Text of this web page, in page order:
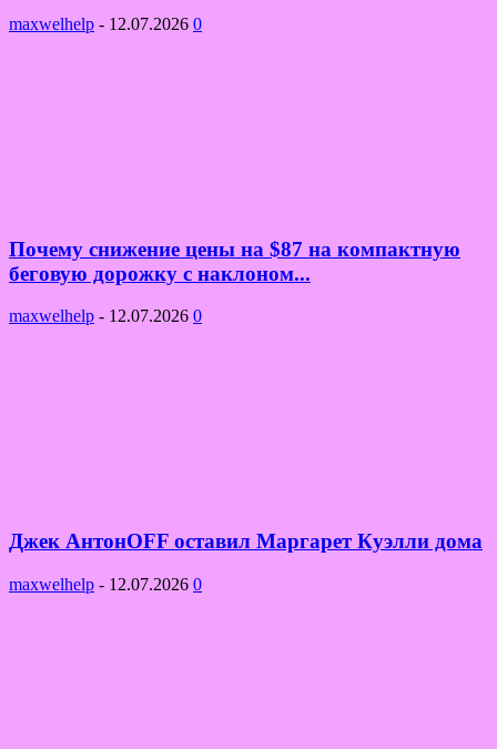
maxwelhelp - 12.07.2026 0
Почему снижение цены на $87 на компактную
беговую дорожку с наклоном...
maxwelhelp - 12.07.2026 0
Джек АнтонOFF оставил Маргарет Куэлли дома
maxwelhelp - 12.07.2026 0